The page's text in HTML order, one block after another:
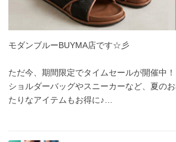
モダンブルーBUYMA店です☆彡
ただ今、期間限定でタイムセールが開催中！
ショルダーバッグやスニーカーなど、夏の
たりなアイテムもお得に♪